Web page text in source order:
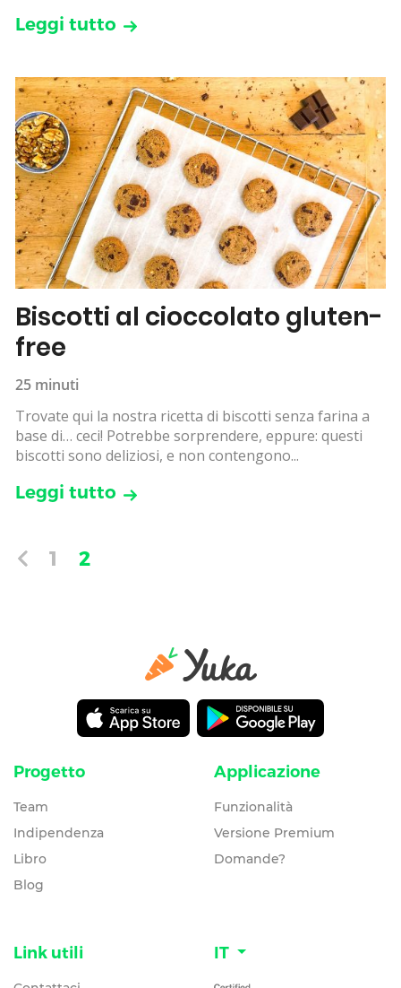
Leggi tutto
Biscotti al cioccolato gluten-
free
25 minuti
Trovate qui la nostra ricetta di biscotti senza farina a
base di… ceci! Potrebbe sorprendere, eppure: questi
biscotti sono deliziosi, e non contengono...
Leggi tutto
1 2
Progetto
Team
Indipendenza
Libro
Blog
Applicazione
Funzionalità
Versione Premium
Domande?
Link utili IT